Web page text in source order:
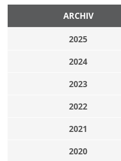
ARCHIV
2025
2024
2023
2022
2021
2020